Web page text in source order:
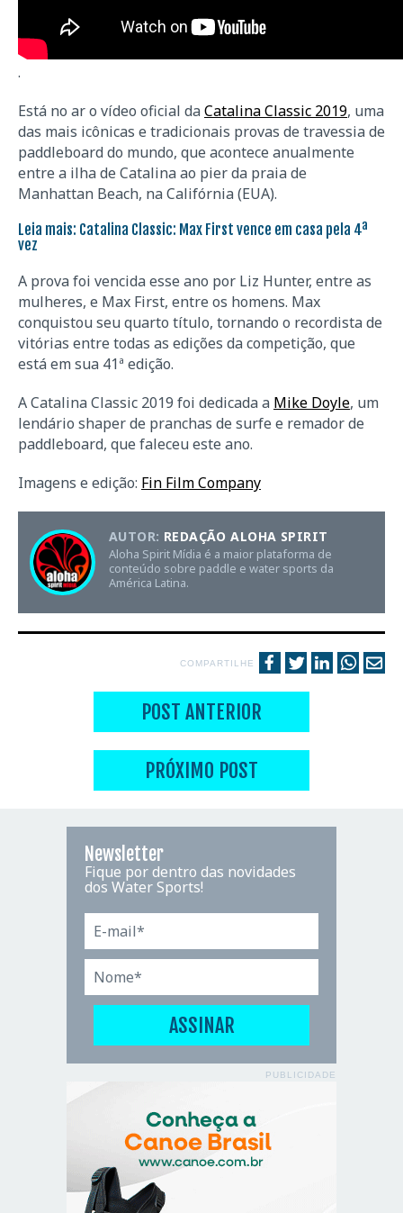
.
Está no ar o vídeo oficial daCatalina Classic 2019, uma
das mais icônicas e tradicionais provas de travessia de
paddleboard do mundo, que acontece anualmente
entre a ilha de Catalina ao pier da praia de
Manhattan Beach, na Califórnia (EUA).
Leia mais: Catalina Classic: Max First vence em casa pela 4ª
vez
A prova foi vencida esse ano por Liz Hunter, entre as
mulheres, e Max First, entre os homens. Max
conquistou seu quarto título, tornando o recordista de
vitórias entre todas as edições da competição, que
está em sua 41ª edição.
A Catalina Classic 2019 foi dedicada a Mike Doyle, um
lendário shaper de pranchas de surfe e remador de
paddleboard, que faleceu este ano.
Imagens e edição: Fin Film Company
AUTOR: REDAÇÃO ALOHA SPIRIT
Aloha Spirit Mídia é a maior plataforma de
conteúdo sobre paddle e water sports da
América Latina.
COMPARTILHE
POST ANTERIOR
PRÓXIMO POST
Newsletter
Fique por dentro das novidades
dos Water Sports!
PUBLICIDADE